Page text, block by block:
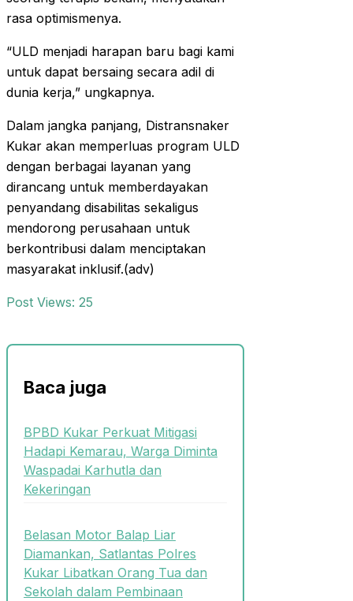
rasa optimismenya.
“ULD menjadi harapan baru bagi kami
untuk dapat bersaing secara adil di
dunia kerja,” ungkapnya.
Dalam jangka panjang, Distransnaker
Kukar akan memperluas program ULD
dengan berbagai layanan yang
dirancang untuk memberdayakan
penyandang disabilitas sekaligus
mendorong perusahaan untuk
berkontribusi dalam menciptakan
masyarakat inklusif.(adv)
Post Views: 25
Baca juga
BPBD Kukar Perkuat Mitigasi
Hadapi Kemarau, Warga Diminta
Waspadai Karhutla dan
Kekeringan
Belasan Motor Balap Liar
Diamankan, Satlantas Polres
Kukar Libatkan Orang Tua dan
Sekolah dalam Pembinaan